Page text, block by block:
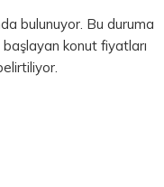
bulunuyor. Bu duruma
konut fiyatları